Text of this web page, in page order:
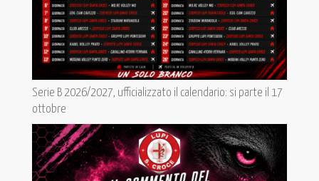
Serie B 2026/2027, ufficializzato il calendario: si parte il 17
ottobre